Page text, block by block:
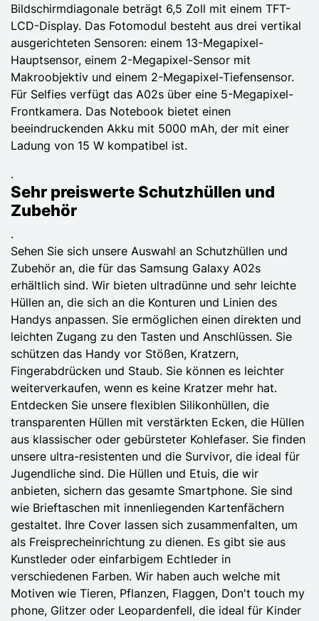
Bildschirmdiagonale beträgt 6,5 Zoll mit einem TFT-
LCD-Display. Das Fotomodul besteht aus drei vertikal
ausgerichteten Sensoren: einem 13-Megapixel-
Hauptsensor, einem 2-Megapixel-Sensor mit
Makroobjektiv und einem 2-Megapixel-Tiefensensor.
Für Selfies verfügt das A02s über eine 5-Megapixel-
Frontkamera. Das Notebook bietet einen
beeindruckenden Akku mit 5000 mAh, der mit einer
Ladung von 15 W kompatibel ist.
.
Sehr preiswerte Schutzhüllen und
Zubehör
.
Sehen Sie sich unsere Auswahl an Schutzhüllen und
Zubehör an, die für das Samsung Galaxy A02s
erhältlich sind. Wir bieten ultradünne und sehr leichte
Hüllen an, die sich an die Konturen und Linien des
Handys anpassen. Sie ermöglichen einen direkten und
leichten Zugang zu den Tasten und Anschlüssen. Sie
schützen das Handy vor Stößen, Kratzern,
Fingerabdrücken und Staub. Sie können es leichter
weiterverkaufen, wenn es keine Kratzer mehr hat.
Entdecken Sie unsere flexiblen Silikonhüllen, die
transparenten Hüllen mit verstärkten Ecken, die Hüllen
aus klassischer oder gebürsteter Kohlefaser. Sie finden
unsere ultra-resistenten und die Survivor, die ideal für
Jugendliche sind. Die Hüllen und Etuis, die wir
anbieten, sichern das gesamte Smartphone. Sie sind
wie Brieftaschen mit innenliegenden Kartenfächern
gestaltet. Ihre Cover lassen sich zusammenfalten, um
als Freisprecheinrichtung zu dienen. Es gibt sie aus
Kunstleder oder einfarbigem Echtleder in
verschiedenen Farben. Wir haben auch welche mit
Motiven wie Tieren, Pflanzen, Flaggen, Don't touch my
phone, Glitzer oder Leopardenfell, die ideal für Kinder